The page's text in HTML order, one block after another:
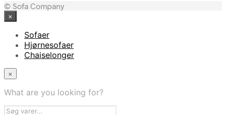
© Sofa Company
×
Sofaer
Hjørnesofaer
Chaiselonger
×
What are you looking for?